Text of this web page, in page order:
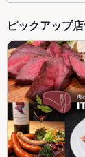
ピックアップ